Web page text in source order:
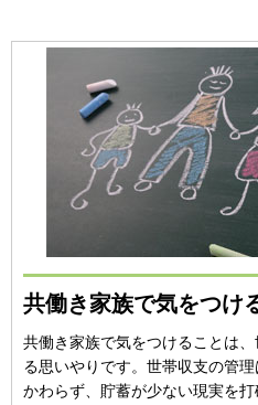
共働き家族で気をつけ
共働き家族で気をつけることは
る思いやりです。世帯収支の管
かわらず、貯蓄が少ない現実を